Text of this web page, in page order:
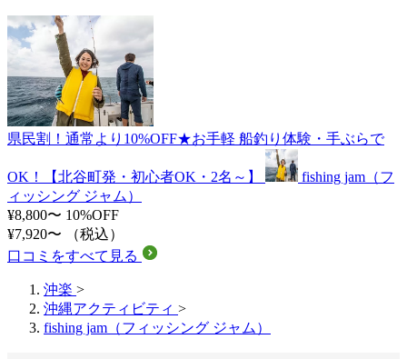
県民割！通常より10%OFF★お手軽 船釣り体験・手ぶらで
OK！【北谷町発・初心者OK・2名～】
fishing jam（フ
ィッシング ジャム）
¥8,800〜 10%OFF
¥7,920〜
（税込）
口コミをすべて見る
沖楽 >
沖縄アクティビティ >
fishing jam（フィッシング ジャム）